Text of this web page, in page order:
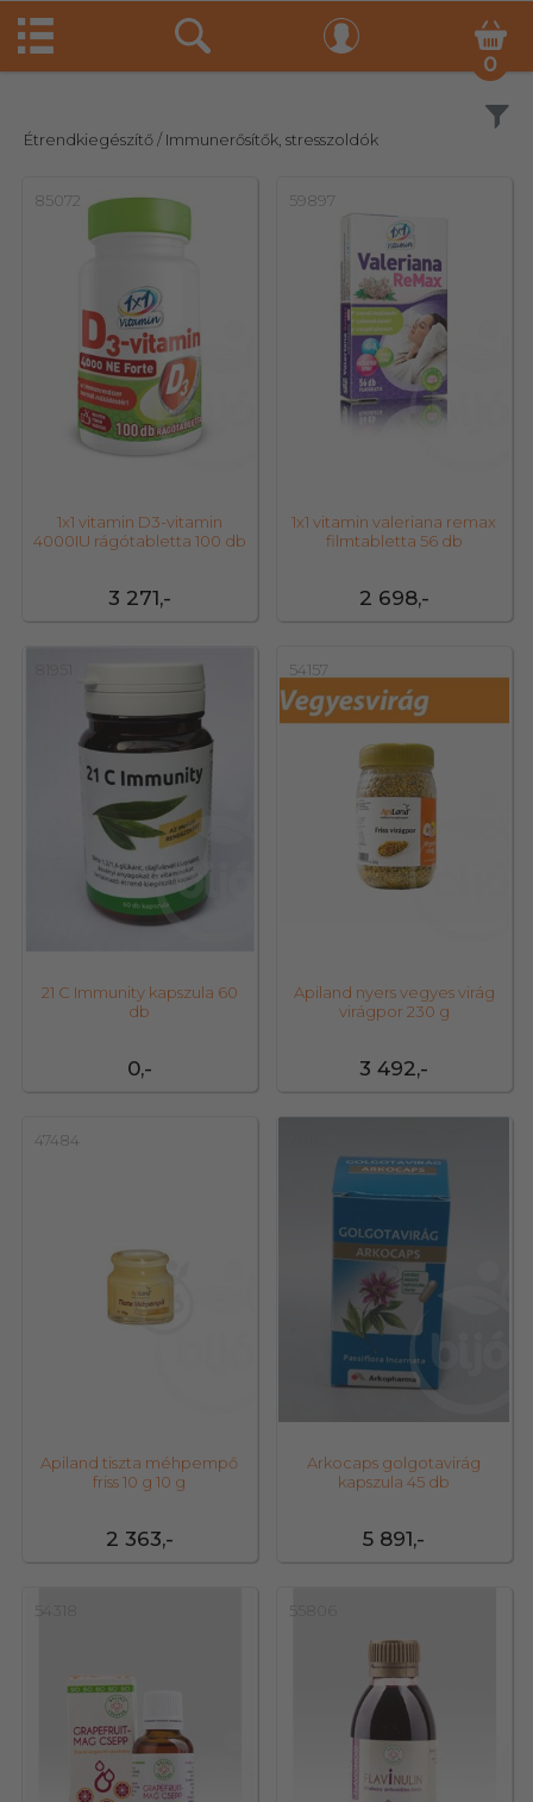
0
Étrendkiegészítő/ Immunerősítők, stresszoldók
85072
3 271,-
1x1 vitamin D3-vitamin
4000IU rágótabletta 100 db
59897
2 698,-
1x1 vitamin valeriana remax
filmtabletta 56 db
0,-
21 C Immunity kapszula 60
db
54157
3 492,-
Apiland nyers vegyes virág
virágpor 230 g
47484
2 363,-
Apiland tiszta méhpempő
friss 10 g 10 g
5 891,-
Arkocaps golgotavirág
kapszula 45 db
54318 55806